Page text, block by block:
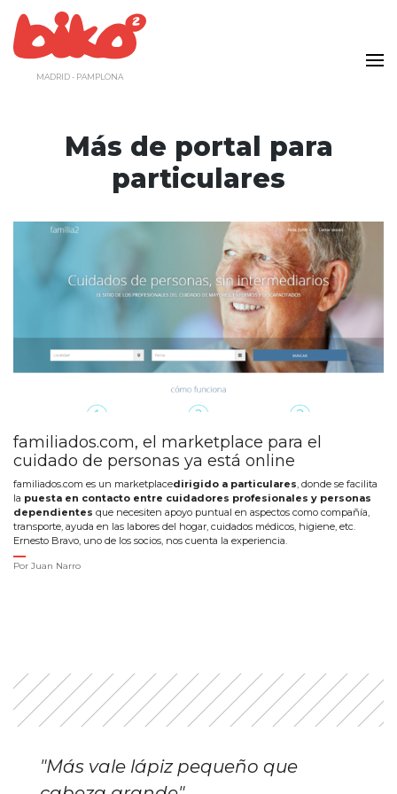
contenido
MADRID - PAMPLONA
Más de portal para
particulares
familiados.com, el marketplace para el
cuidado de personas ya está online
familiados.com es un marketplacedirigido a particulares, donde se facilita
la puesta en contacto entre cuidadores profesionales y personas
dependientes que necesiten apoyo puntual en aspectos como compañía,
transporte, ayuda en las labores del hogar, cuidados médicos, higiene, etc.
Ernesto Bravo, uno de los socios, nos cuenta la experiencia.
Por Juan Narro
"Más vale lápiz pequeño que